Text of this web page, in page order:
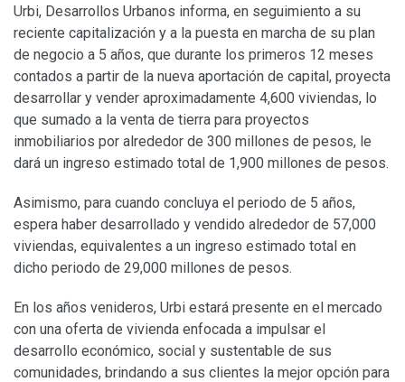
Urbi, Desarrollos Urbanos informa, en seguimiento a su
reciente capitalización y a la puesta en marcha de su plan
de negocio a 5 años, que durante los primeros 12 meses
contados a partir de la nueva aportación de capital, proyecta
desarrollar y vender aproximadamente 4,600 viviendas, lo
que sumado a la venta de tierra para proyectos
inmobiliarios por alrededor de 300 millones de pesos, le
dará un ingreso estimado total de 1,900 millones de pesos.
Asimismo, para cuando concluya el periodo de 5 años,
espera haber desarrollado y vendido alrededor de 57,000
viviendas, equivalentes a un ingreso estimado total en
dicho periodo de 29,000 millones de pesos.
En los años venideros, Urbi estará presente en el mercado
con una oferta de vivienda enfocada a impulsar el
desarrollo económico, social y sustentable de sus
comunidades, brindando a sus clientes la mejor opción para